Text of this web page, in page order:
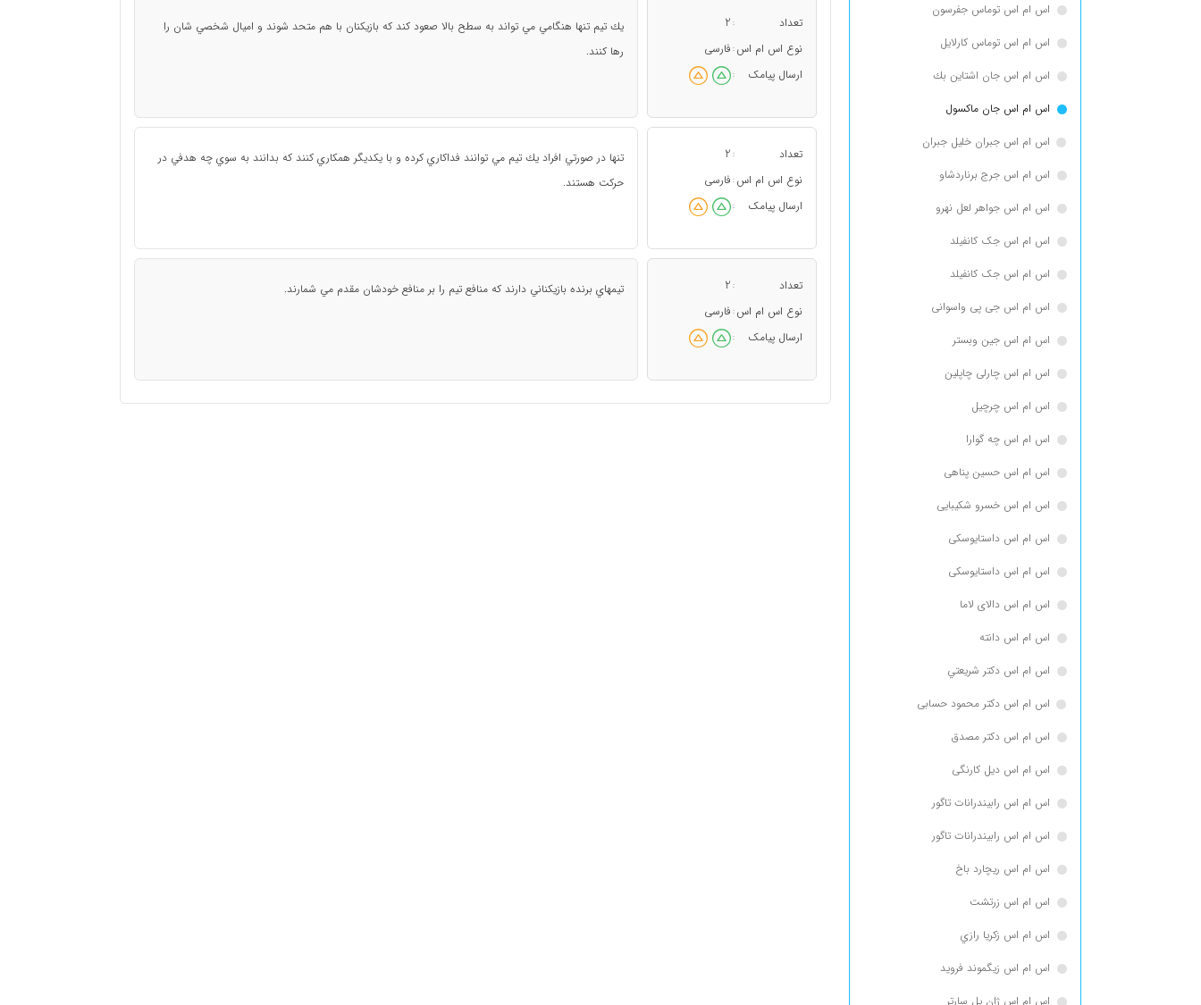
اس ام اس توماس جفرسون
اس ام اس توماس كارلایل
اس ام اس جان اشتاین بك
اس ام اس جان ماکسول
اس ام اس جبران خلیل جبران
اس ام اس جرج برناردشاو
اس ام اس جواهر لعل نهرو
اس ام اس جک كانفيلد
اس ام اس جک کانفیلد
اس ام اس جی پی واسوانی
اس ام اس جین وبستر
اس ام اس چارلی چاپلین
اس ام اس چرچیل
اس ام اس چه گوارا
اس ام اس حسین پناهی
اس ام اس خسرو شکیبایی
اس ام اس داستایوسكی
اس ام اس داستایوسکی
اس ام اس دالای لاما
اس ام اس دانته
اس ام اس دكتر شريعتي
اس ام اس دکتر محمود حسابی
اس ام اس دکتر مصدق
اس ام اس دیل کارنگی
اس ام اس رابيندرانات تاگور
اس ام اس رابیندرانات تاگور
اس ام اس ریچارد باخ
اس ام اس زرتشت
اس ام اس زكريا رازي
اس ام اس زیگموند فروید
اس ام اس ژان پل سارتر
تعداد :
2
نوع اس ام اس : فارسی
ارسال پیامک
:
يك تيم تنها هنگامي مي تواند به سطح بالا صعود كند كه بازيكنان با هم متحد شوند و اميال شخصي شان را
رها كنند.
تعداد :
2
نوع اس ام اس : فارسی
ارسال پیامک
:
تنها در صورتي افراد يك تيم مي توانند فداكاري كرده و با يكديگر همكاري كنند كه بدانند به سوي چه هدفي در
حركت هستند.
تعداد :
2
نوع اس ام اس : فارسی
ارسال پیامک
:
تيمهاي برنده بازيكناني دارند كه منافع تيم را بر منافع خودشان مقدم مي شمارند.